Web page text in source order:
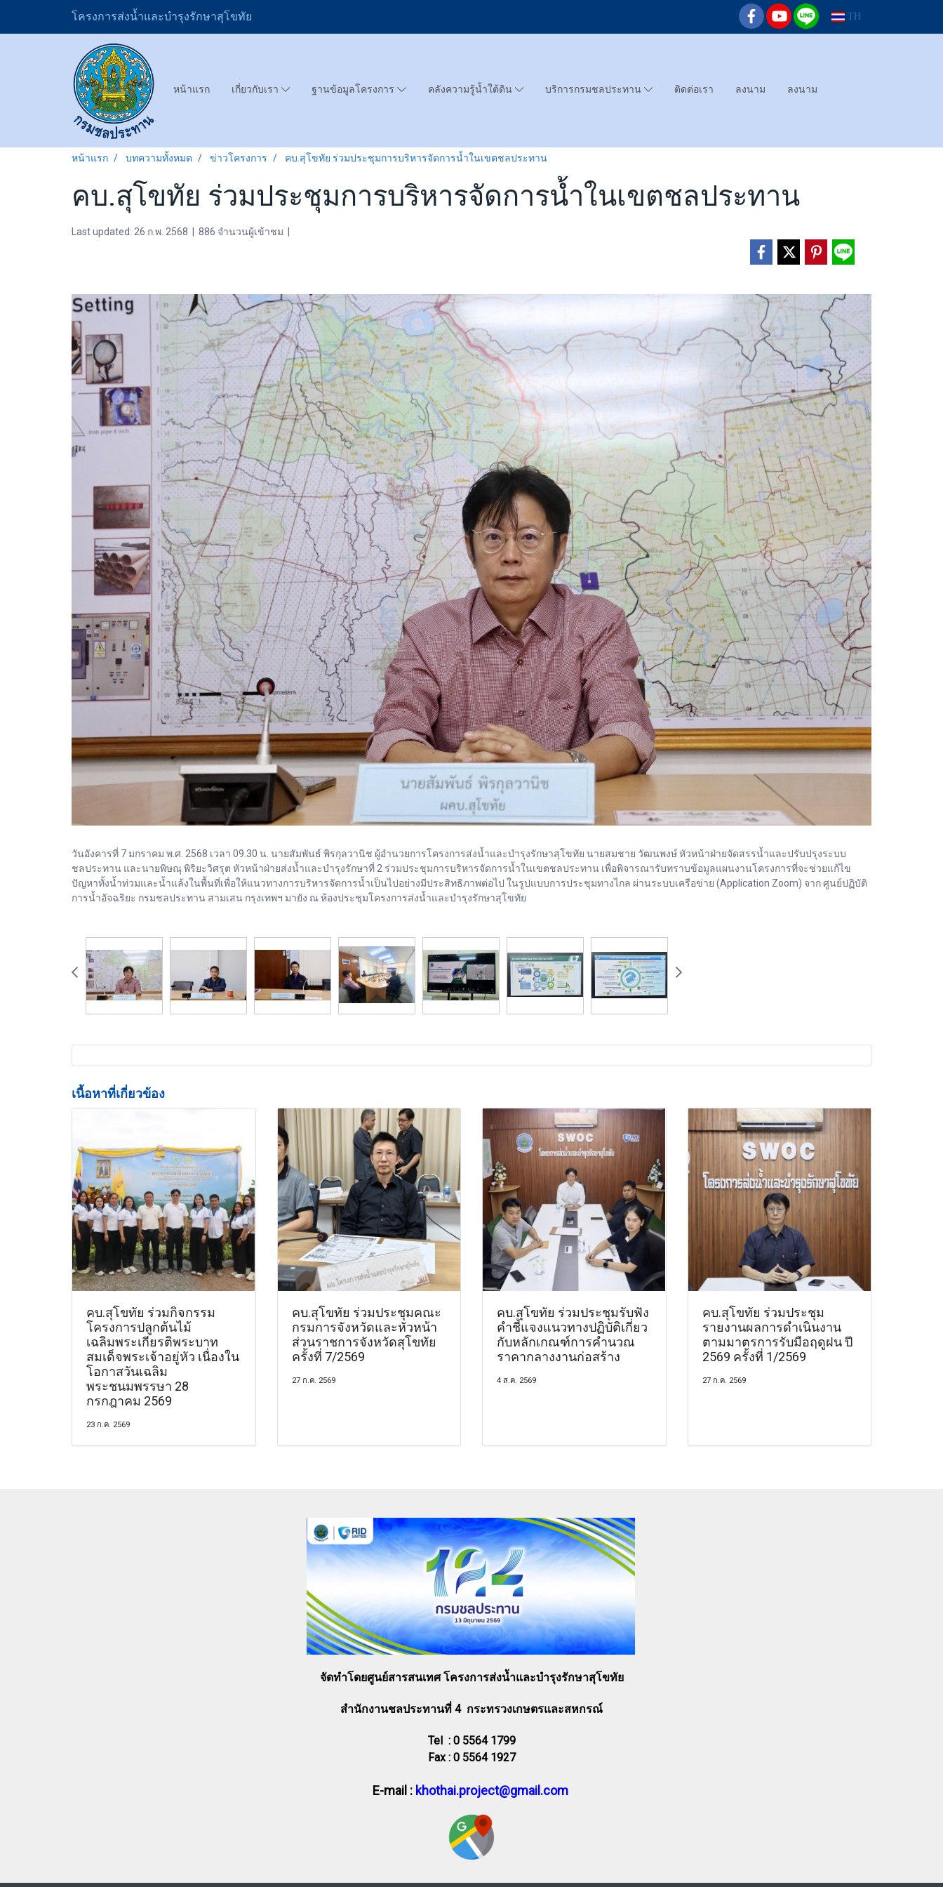
โครงการส่งน้ำและบำรุงรักษาสุโขทัย TH
หน้าแรก เกี่ยวกับเรา ฐานข้อมูลโครงการ คลังความรู้น้ำใต้ดิน บริการกรมชลประทาน ติดต่อเรา ลงนาม ลงนาม
หน้าแรก บทความทั้งหมด ข่าวโครงการ คบ.สุโขทัย ร่วมประชุมการบริหารจัดการน้ำในเขตชลประทาน
คบ.สุโขทัย ร่วมประชุมการบริหารจัดการน้ำในเขตชลประทาน
Last updated: 26 ก.พ. 2568 886 จำนวนผู้เข้าชม
วันอังคารที่ 7 มกราคม พ.ศ. 2568 เวลา 09.30 น. นายสัมพันธ์ พิรกุลวานิช ผู้อำนวยการโครงการส่งน้ำและบำรุงรักษาสุโขทัย นายสมชาย วัฒนพงษ์ หัวหน้าฝ่ายจัดสรรน้ำและปรับปรุงระบบ
ชลประทาน และนายพิษณุ พิริยะวิศรุต หัวหน้าฝ่ายส่งน้ำและบำรุงรักษาที่ 2 ร่วมประชุมการบริหารจัดการน้ำในเขตชลประทาน เพื่อพิจารณารับทราบข้อมูลแผนงานโครงการที่จะช่วยแก้ไข
ปัญหาทั้งน้ำท่วมและน้ำแล้งในพื้นที่เพื่อให้แนวทางการบริหารจัดการน้ำเป็นไปอย่างมีประสิทธิภาพต่อไป ในรูปแบบการประชุมทางไกล ผ่านระบบเครือข่าย (Application Zoom) จาก ศูนย์ปฏิบัติ
การน้ำอัจฉริยะ กรมชลประทาน สามเสน กรุงเทพฯ มายัง ณ ห้องประชุมโครงการส่งน้ำและบำรุงรักษาสุโขทัย
เนื้อหาที่เกี่ยวข้อง
คบ.สุโขทัย ร่วมกิจกรรม
โครงการปลูกต้นไม้
เฉลิมพระเกียรติพระบาท
สมเด็จพระเจ้าอยู่หัว เนื่องใน
โอกาสวันเฉลิม
พระชนมพรรษา 28
กรกฎาคม 2569
23 ก.ค. 2569
คบ.สุโขทัย ร่วมประชุมคณะ
กรมการจังหวัดและหัวหน้า
ส่วนราชการจังหวัดสุโขทัย
ครั้งที่ 7/2569
27 ก.ค. 2569
คบ.สุโขทัย ร่วมประชุมรับฟัง
คำชี้แจงแนวทางปฏิบัติเกี่ยว
กับหลักเกณฑ์การคำนวณ
ราคากลางงานก่อสร้าง
4 ส.ค. 2569
คบ.สุโขทัย ร่วมประชุม
รายงานผลการดำเนินงาน
ตามมาตรการรับมือฤดูฝน ปี
2569 ครั้งที่ 1/2569
27 ก.ค. 2569
จัดทำโดยศูนย์สารสนเทศ โครงการส่งน้ำและบำรุงรักษาสุโขทัย
สำนักงานชลประทานที่ 4 กระทรวงเกษตรและสหกรณ์
Tel : 0 5564 1799
Fax : 0 5564 1927
E-mail : khothai.project@gmail.com